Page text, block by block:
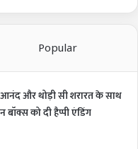
Popular
और थोड़ी सी शरारत के साथ
को दी हैप्पी एंडिंग